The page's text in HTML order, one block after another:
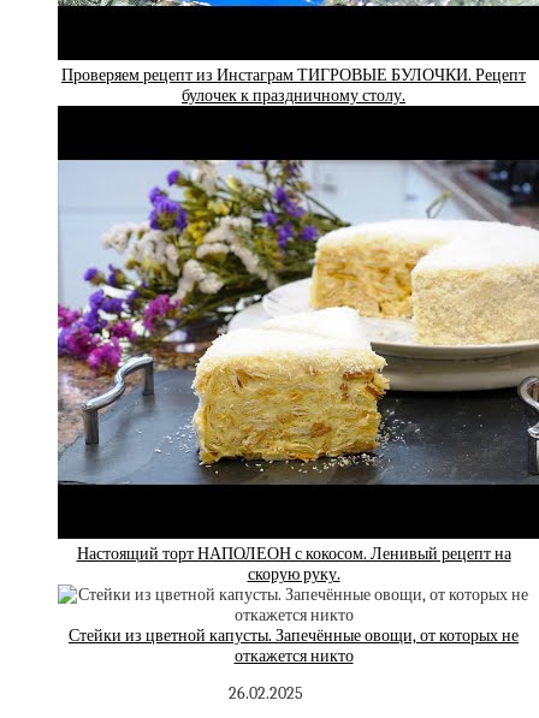
Проверяем рецепт из Инстаграм ТИГРОВЫЕ БУЛОЧКИ. Рецепт
булочек к праздничному столу.
Настоящий торт НАПОЛЕОН с кокосом. Ленивый рецепт на
скорую руку.
Стейки из цветной капусты. Запечённые овощи, от которых не
откажется никто
26.02.2025